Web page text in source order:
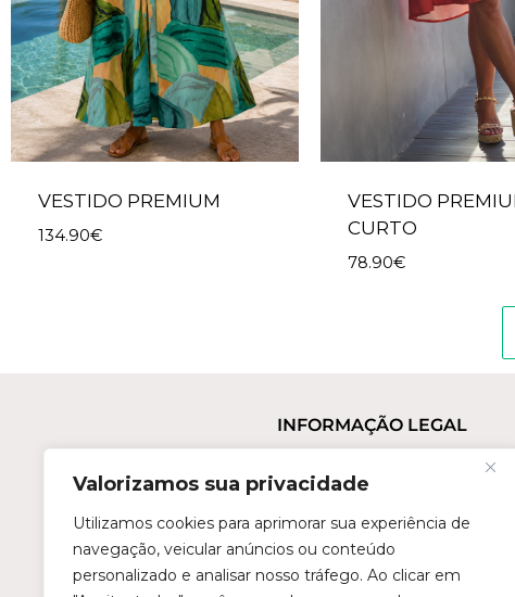
Valorizamos sua privacidade
Utilizamos cookies para aprimorar sua experiência de
navegação, veicular anúncios ou conteúdo
personalizado e analisar nosso tráfego. Ao clicar em
VESTIDO PREMIUM
134.90€
VESTIDO
CURTO
78.90€
INFORMAÇÃO LEGAL
Política de Privacidade
Trocas e Devoluções
Perguntas Frequentes
Condições de Revenda